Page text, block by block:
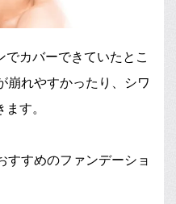
カバーできていたとこ
崩れやすかったり、シワ
す。
すすめのファンデーショ